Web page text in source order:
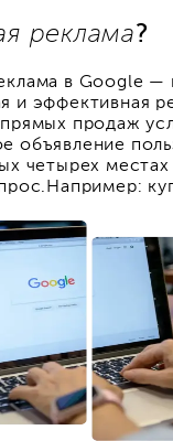
реклама?
в Google —
и эффективная
продаж
объявление
четырех местах